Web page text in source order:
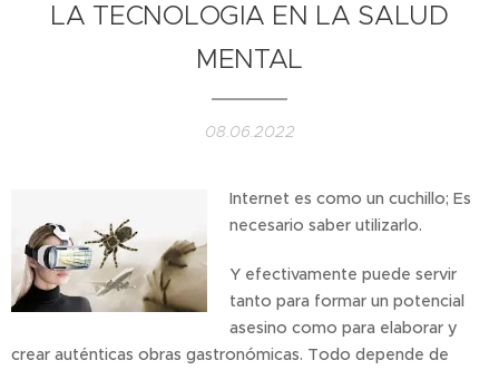
LA TECNOLOGIA EN LA SALUD
MENTAL
08.06.2022
Internet es como un cuchillo; Es
necesario saber utilizarlo.
Y efectivamente puede servir
tanto para formar un potencial
asesino como para elaborar y
crear auténticas obras gastronómicas. Todo depende de